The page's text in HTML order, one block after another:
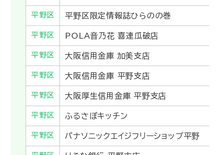
平野区 平野区限定情報誌ひらのの巻
平野区 POLA音乃花 喜連瓜破店
平野区 大阪信用金庫 加美支店
平野区 大阪信用金庫 平野支店
平野区 大阪厚生信用金庫 平野支店
平野区 ふるさぽキッチン
平野区 パナソニックエイジフリーショップ平野